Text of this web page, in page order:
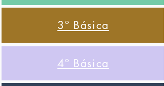
3º Básica
4º Básica